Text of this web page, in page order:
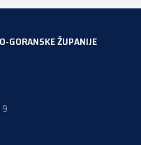
GORANSKE ŽUPANIJE